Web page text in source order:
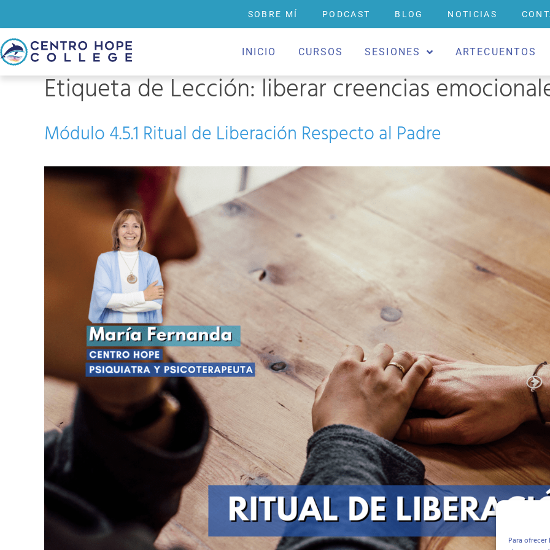
Para
SOBRE MÍ PODCAST BLOG NOTICIAS
INICIO CURSOS SESIONES ARTECUENTOS
Etiqueta de Lección:liberar creencias
Módulo 4.5.1 Ritual de Liberación Respecto al Padre